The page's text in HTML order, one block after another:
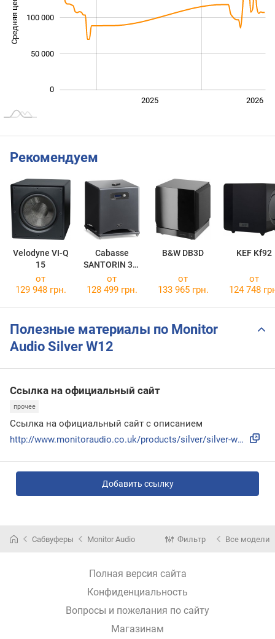
Средняя цена 100 000
0
50 000
100 000
2025 2026
Рекомендуем
Velodyne VI-Q
15
Cabasse
SANTORIN 30-
500
B&W DB3D KEF Kf92
от
129 948 грн.
от
128 499 грн.
от
133 965 грн.
от
124 748
Полезные материалы по Monitor
Audio Silver W12
Ссылка на официальный сайт
прочее
Ссылка на официальный сайт с описанием
http://www.monitoraudio.co.uk/products/silver/silver-w12/#/...
Добавить ссылку
Сабвуферы Monitor Audio Фильтр Все модели
Полная версия сайта
Конфиденциальность
Вопросы и пожелания по сайту
Магазинам